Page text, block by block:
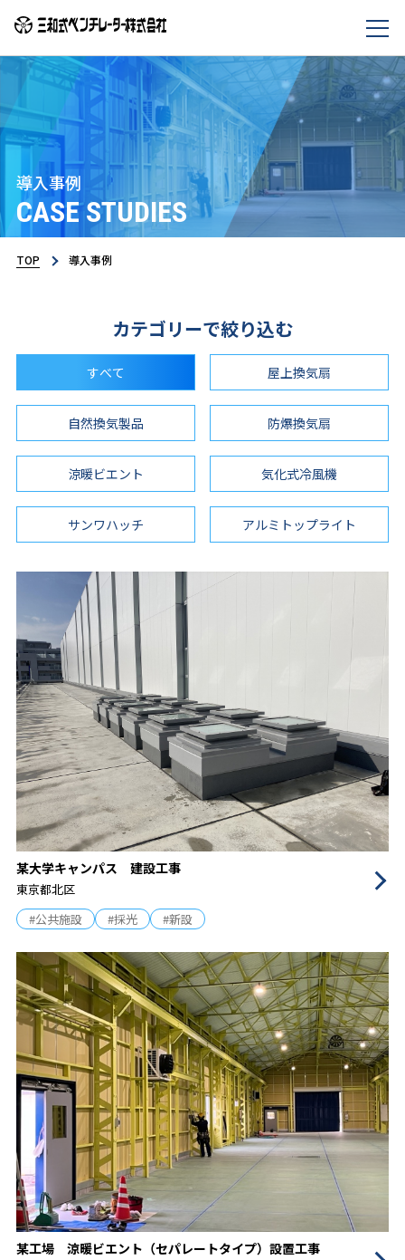
導入事例
CASE STUDIES
TOP 導入事例
カテゴリーで絞り込む
すべて 屋上換気扇
自然換気製品 防爆換気扇
涼暖ビエント 気化式冷風機
サンワハッチ アルミトップライト
某大学キャンパス 建設工事
東京都北区
#公共施設
#採光 #新設
某工場 涼暖ビエント（セパレートタイプ）設置工事